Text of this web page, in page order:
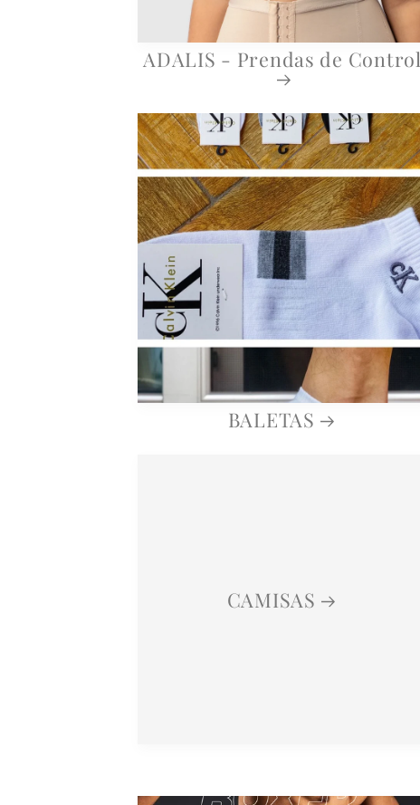
ADALIS - Prendas de Control
BALETAS
CAMISAS